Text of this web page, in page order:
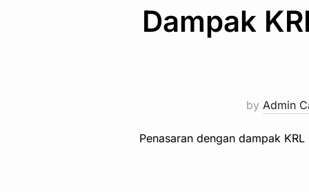
Dampak
by Admin
Penasaran dengan dampak